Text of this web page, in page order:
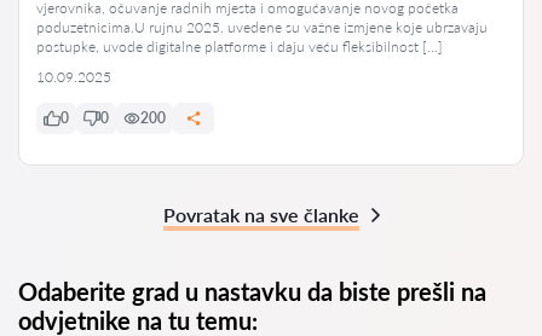
vjerovnika, očuvanje radnih mjesta i omogućavanje novog početka
poduzetnicima.U rujnu 2025. uvedene su važne izmjene koje ubrzavaju
postupke, uvode digitalne platforme i daju veću fleksibilnost […]
10.09.2025
0 0 200
Povratak na sve članke
Odaberite grad u nastavku da biste prešli na
odvjetnike na tu temu: